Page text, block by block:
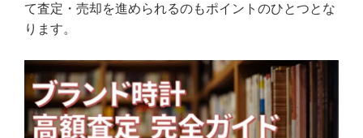
て査定・売却を進められるのもポイントのひとつとな
ります。